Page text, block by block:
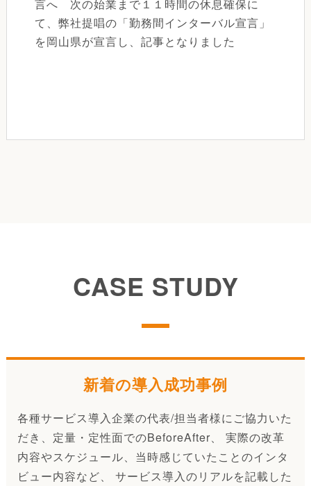
言へ 次の始業まで１１時間の休息確保に
て、弊社提唱の「勤務間インターバル宣言」
を岡山県が宣言し、記事となりました
CASE STUDY
新着の導入成功事例
各種サービス導入企業の代表/担当者様にご協力いた
だき、定量・定性面でのBeforeAfter、 実際の改革
内容やスケジュール、当時感じていたことのインタ
ビュー内容など、 サービス導入のリアルを記載した